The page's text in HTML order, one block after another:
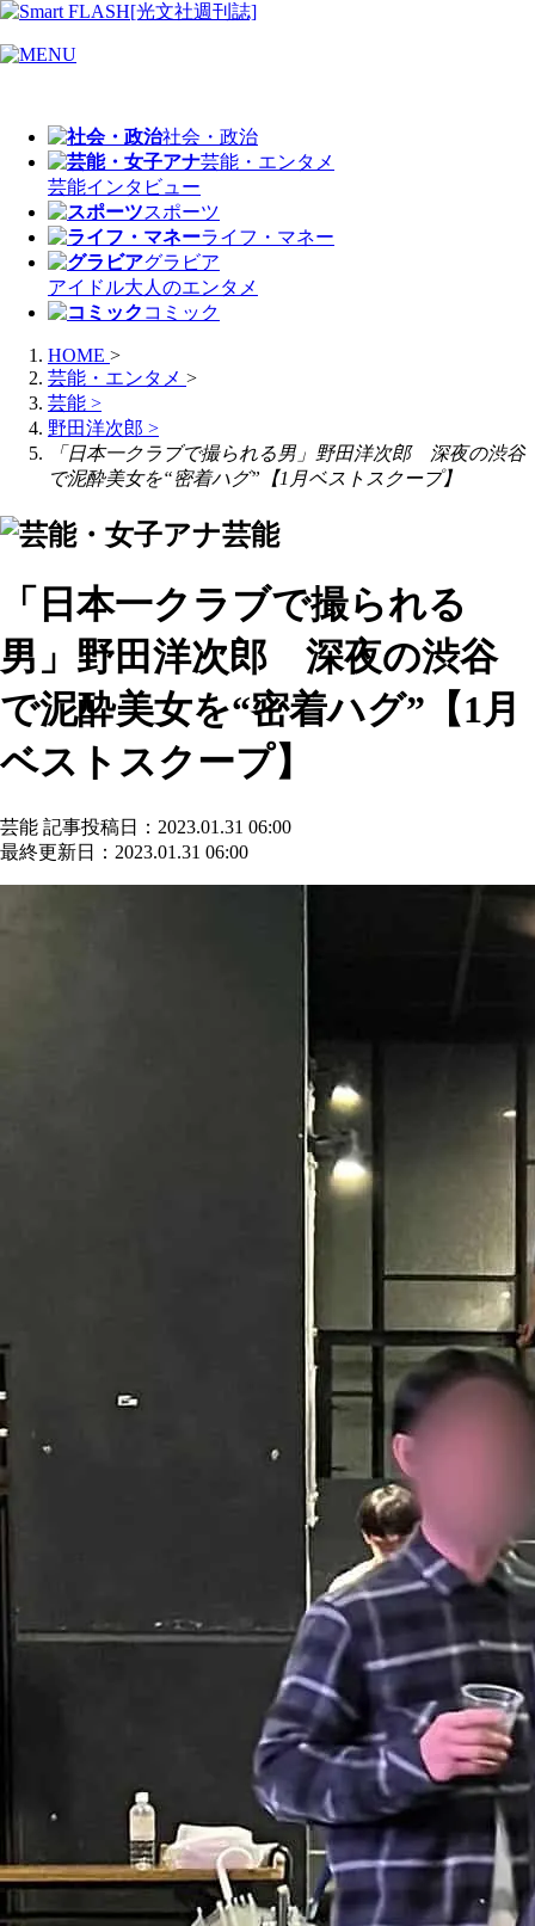
社会・政治
芸能・エンタメ
芸能インタビュー
スポーツ
ライフ・マネー
グラビア
アイドル大人のエンタメ
コミック
HOME >
芸能・エンタメ >
芸能 >
野田洋次郎 >
「日本一クラブで撮られる男」野田洋次郎 深夜の渋谷
で泥酔美女を“密着ハグ”【1月ベストスクープ】
芸能
「日本一クラブで撮られる
男」野田洋次郎 深夜の渋谷
で泥酔美女を“密着ハグ”【1月
ベストスクープ】
芸能 記事投稿日：2023.01.31 06:00
最終更新日：2023.01.31 06:00